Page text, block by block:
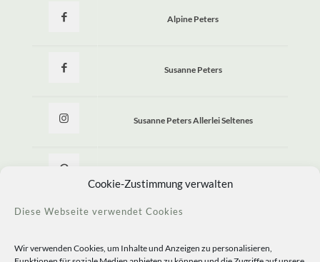
Cookie-Zustimmung verwalten
Diese Webseite verwendet Cookies
Wir verwenden Cookies, um Inhalte und Anzeigen zu personalisieren,
Alpine Peters
Susanne Peters
Susanne Peters Allerlei Seltenes